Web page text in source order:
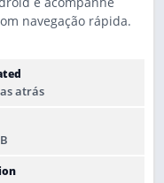
navegação rápida.
atrás